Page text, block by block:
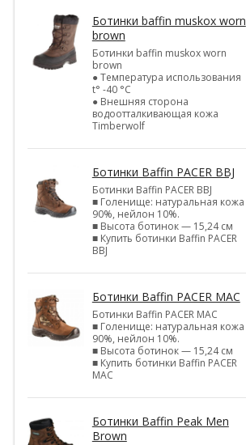
Ботинки baffin muskox worn
brown
Ботинки baffin muskox worn
brown
● Температура использования
t° -40 °C
● Внешняя сторона
водоотталкивающая кожа
Timberwolf
Ботинки Baffin PACER BBJ
Ботинки Baffin PACER BBJ
■ Голенище: натуральная кожа
90%, нейлон 10%.
■ Высота ботинок — 15,24 см
■ Купить ботинки Baffin PACER
BBJ
Ботинки Baffin PACER MAC
Ботинки Baffin PACER MAC
■ Голенище: натуральная кожа
90%, нейлон 10%.
■ Высота ботинок — 15,24 см
■ Купить ботинки Baffin PACER
MAC
Ботинки Baffin Peak Men
Brown